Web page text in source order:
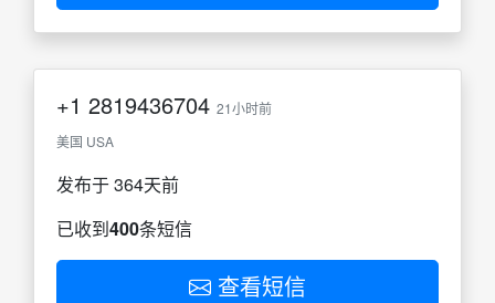
+1 2819436704 21小时前
美国 USA
发布于 364天前
已收到400条短信
查看短信